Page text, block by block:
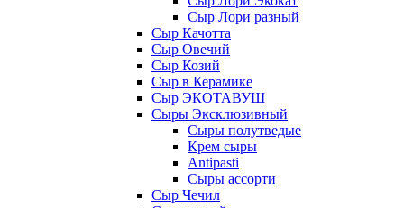
Сыр Лори разный
Сыр Качотта
Сыр Овечий
Сыр Козий
Сыр в Керамике
Сыр ЭКОТАВУШ
Сыры Эксклюзивный
Сыры полутведые
Крем сыры
Antipasti
Сыры ассорти
Сыр Чечил